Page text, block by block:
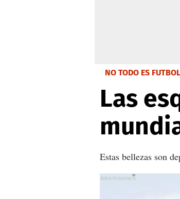
NO TODO ES FUTBOL
Las
Estas bellezas son
X
X
X
X
X
X
X
X